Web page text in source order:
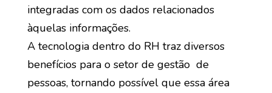
integradas com os dados relacionados
àquelas informações.
A tecnologia dentro do RH traz diversos
benefícios para o setor de gestão de
pessoas, tornando possível que essa área